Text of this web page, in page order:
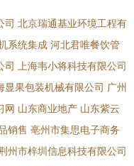
司 北京瑞通基业环境工程有
系统集成 河北君唯餐饮管
司
上海韦小将科技有限公司
显果包装机械有限公司 广州
网 山东商业地产 山东紫云
销售 亳州市集思电子商务
州市梓圳信息科技有限公司